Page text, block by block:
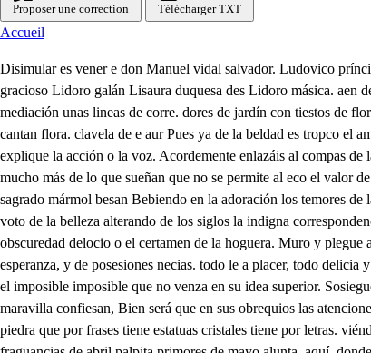
Proposer une correction Télécharger TXT
Accueil
Disimular es vener e don Manuel vidal salvador. Ludovico príncipe de Aurora su hermana. Narcisa dama. Segumundo príncipe Nisé graciosa. de Gracia. Flora dama. Poliarco príncipe de Clavela dama. Sira sol gracioso Lidoro galán Lisaura duquesa des Lidoro másica. aen delante las damas con la música de las dos que cantarán y detrásuro Y Lisaura se vestirá el teatrocón la fachada de un palacio en el foro en la mediación unas lineas de corre. dores de jardín con tiestos de flores y es tatuas de mármol y los otros bastidores de elva las estatuas serán de Ana parte de Diana de dapline de aretu, a conrofeos de amor a sus pies. cantan flora. clavela de e aur Pues ya de la beldad es tropco el amor Soslegue la luz en su mismo prodigio y triunfe sin rayos el dulce explendor. que siempre es mayor el milagro que todos le creen sin que le explique la acción o la voz. Acordemente enlazáis al compas de la cadencia fragmentos de esclavitudes, que son del amor cadena. en esa apacible unión donde el alma experimenta tranque las glorias que dicen mucho más de lo que sueñan que no se permite al eco el valor de nuestra ciencia, hallo sin orden las armas de amor de suerte que al verlas sin la noticia del fuego la ceñiza las acuerda. Ya son funestos despojos. que sagrado mármol besan Bebiendo en la adoración los temores de la ofrenda ya aquellos que fueron yerros. dora el castigo y los dejas hermosos para el engaño, feos, para la evidencia Ya ha cumplido nuestro jarbo el voto de la belleza alterando de los siglos la indigna correspondencia, Ya en eterno parasismo la llama de amor se asienta ni sensitiva respira ni tremuja tituvea. Murió la deidad indigna a quien dieron aras feas o la obscuredad delocio o el certamen de la hoguera. Muro y plegue al soberano cielo de tantas estrellas que jucen sin él melindre y brillan sin la apariencia que no tenga vida, amén, el rapaz que se alimenta de austadas esperanza, y de posesiones necias. todo le a placer, todo delicia y aplauso sea en bella tranquelidad. Pues ya de la beldad y clavela es trofeo el amor. y siendo el sagrado intento del trofeo consequencia sin que tenga el imposible imposible que no venza en su idea superior. Sosiegue la luz en su mismo prodigio Y triunfe sin rayos el dure explendor. Lisaura, y siendo así, que vasallas canto laca sin que examinen el modo la maravilla confiesan, Bien será que en sus obrequios las atenciones defiendan que siempre es mayor el milagro que todos le creen sin que le expliquen la acción o la voz En este hermoso palacio fijo volumen de piedra que por frases tiene estatuas cristales tiene por letras. viéndose en claras columnas las bien trazadas emprisas, que marte venció discreto y tegió heroica menerva, en este admirable sitio cuya tecunda floresta. fraguancias de abril palpita primores de mayo alunta, aquí, donde el mar eeo laberintos de coral, blancos enigmas de perlas, viendo en la airosa bonanza púrpúreo desliz de espumas nevado flujo de arenas, retirada de mi corte intento vivir, sin que está acción, quete a mi